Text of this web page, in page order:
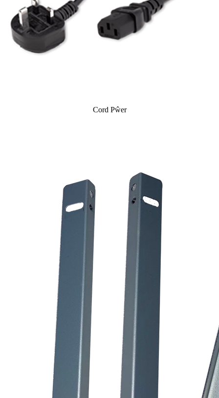
Cord Pŵer